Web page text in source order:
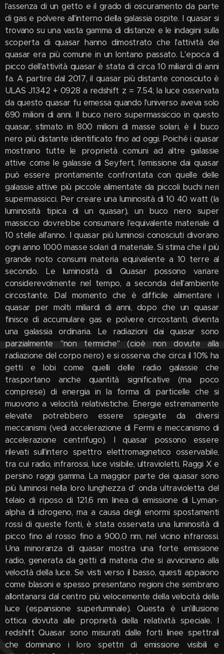
l'assenza di un getto e il grado di oscuramento da parte
di gas e polvere all'interno della galassia ospite. I quasar si
trovano su una vasta gamma di distanze e le indagini sulla
scoperta di quasar hanno dimostrato che l'attività dei
quasar era più comune in un lontano passato. L'epoca di
picco dell'attività quasar è stata di circa 10 miliardi di anni
fa. A partire dal 2017, il quasar più distante conosciuto è
ULAS J1342 + 0928 a redshift z = 7.54; la luce osservata
da questo quasar fu emessa quando l'universo aveva solo
690 milioni di anni. Il buco nero supermassiccio in questo
quasar, stimato in 800 milioni di masse solari, è il buco
nero più distante identificato fino ad oggi. Poiché i quasar
mostrano tutte le proprietà comuni ad altre galassie
attive come le galassie di Seyfert, l'emissione dai quasar
può essere prontamente confrontata con quelle delle
galassie attive più piccole alimentate da piccoli buchi neri
supermassicci. Per creare una luminosità di 10 40 watt (la
luminosità tipica di un quasar), un buco nero super
massiccio dovrebbe consumare l'equivalente materiale di
10 stelle all'anno. I quasar più luminosi conosciuti divorano
ogni anno 1000 masse solari di materiale. Si stima che il più
grande noto consumi materia equivalente a 10 terre al
secondo. Le luminosità di Quasar possono variare
considerevolmente nel tempo, a seconda dell'ambiente
circostante. Dal momento che è difficile alimentare i
quasar per molti miliardi di anni, dopo che un quasar
finisce di accumulare gas e polvere circostanti, diventa
una galassia ordinaria. Le radiazioni dai quasar sono
parzialmente "non termiche" (cioè non dovute alla
radiazione del corpo nero) e si osserva che circa il 10% ha
getti e lobi come quelli delle radio galassie che
trasportano anche quantità significative (ma poco
comprese) di energia in la forma di particelle che si
muovono a velocità relativistiche. Energie estremamente
elevate potrebbero essere spiegate da diversi
meccanismi (vedi accelerazione di Fermi e meccanismo di
accelerazione centrifugo). I quasar possono essere
rilevati sull'intero spettro elettromagnetico osservabile,
tra cui radio, infrarossi, luce visibile, ultravioletti, Raggi X e
persino raggi gamma. La maggior parte dei quasar sono
più luminosi nella loro lunghezza d' onda ultravioletta del
telaio di riposo di 121,6 nm linea di emissione di Lyman-
alpha di idrogeno, ma a causa degli enormi spostamenti
rossi di queste fonti, è stata osservata una luminosità di
picco fino al rosso fino a 900,0 nm, nel vicino infrarossi.
Una minoranza di quasar mostra una forte emissione
radio, generata da getti di materia che si avvicinano alla
velocità della luce. Se visti verso il basso, questi appaiono
come blasoni e spesso presentano regioni che sembrano
allontanarsi dal centro più velocemente della velocità della
luce (espansione superluminale). Questa è un'illusione
ottica dovuta alle proprietà della relatività speciale. I
redshift Quasar sono misurati dalle forti linee spettrali
che dominano i loro spettri di emissione visibili e